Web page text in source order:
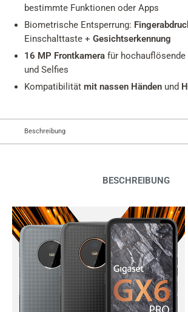
bestimmte Funktionen oder Apps
Biometrische Entsperrung:
Einschalttaste + Gesichtserkennung
16 MP Frontkamera für
und Selfies
Kompatibilität mit nassen Händen und
Beschreibung
BESCHREIBUNG